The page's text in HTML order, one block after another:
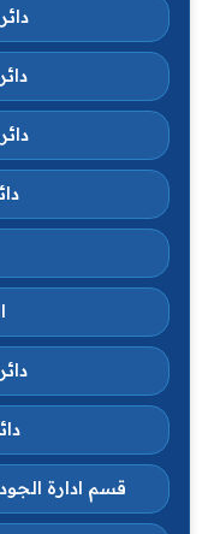
قسم ادارة